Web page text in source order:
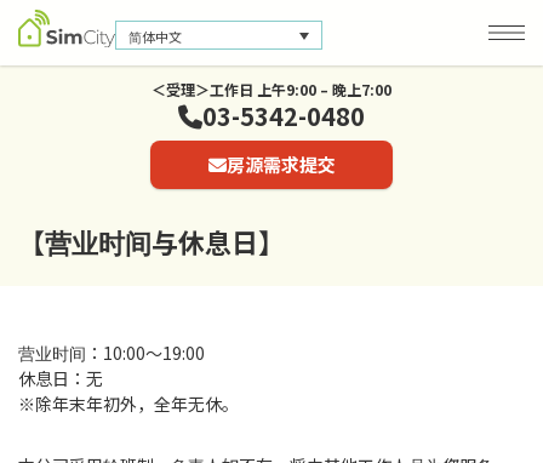
简体中文
隐私保护政策
＜受理＞工作日 上午9:00 – 晚上7:00
03-5342-0480
房源需求提交
【营业时间与休息日】
营业时间：10:00～19:00
休息日：无
※除年末年初外，全年无休。